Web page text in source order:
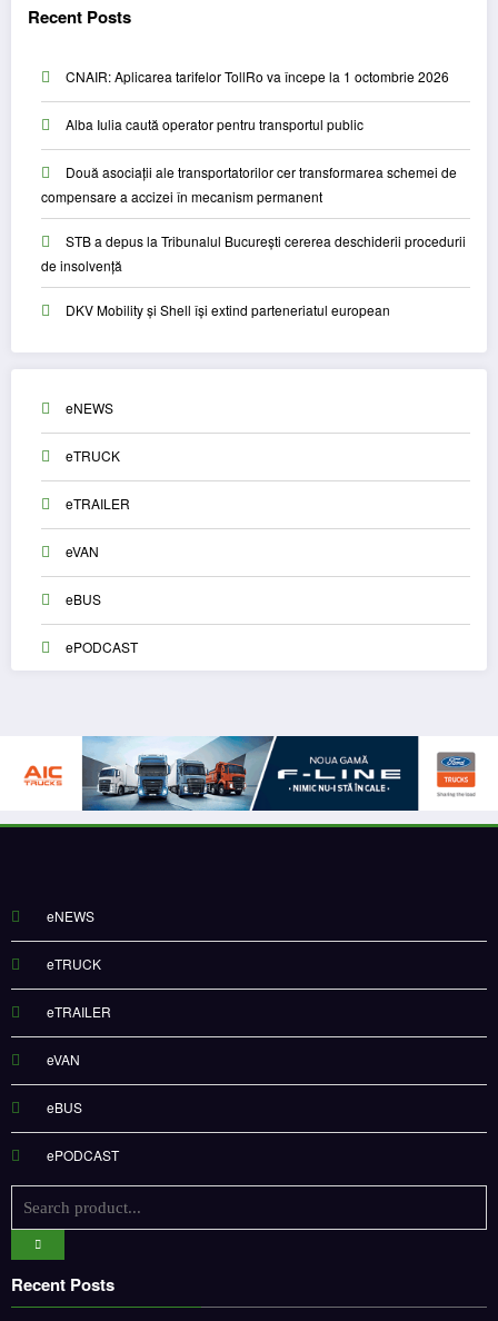
Recent Posts
CNAIR: Aplicarea tarifelor TollRo va începe la 1 octombrie 2026
Alba Iulia caută operator pentru transportul public
Două asociații ale transportatorilor cer transformarea schemei de
compensare a accizei în mecanism permanent
STB a depus la Tribunalul București cererea deschiderii procedurii
de insolvență
DKV Mobility și Shell își extind parteneriatul european
eNEWS
eTRUCK
eTRAILER
eVAN
eBUS
ePODCAST
eNEWS
eTRUCK
eTRAILER
eVAN
eBUS
ePODCAST
Recent Posts